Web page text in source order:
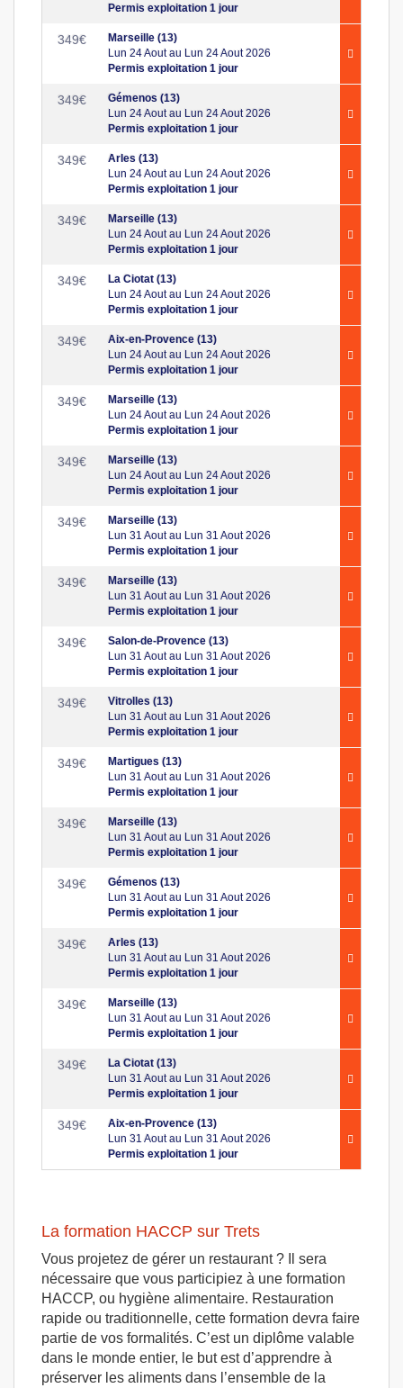
Permis exploitation 1 jour
349€
Marseille (13)
Lun 24 Aout au Lun 24 Aout 2026
Permis exploitation 1 jour
349€
Gémenos (13)
Lun 24 Aout au Lun 24 Aout 2026
Permis exploitation 1 jour
349€
Arles (13)
Lun 24 Aout au Lun 24 Aout 2026
Permis exploitation 1 jour
349€
Marseille (13)
Lun 24 Aout au Lun 24 Aout 2026
Permis exploitation 1 jour
349€
La Ciotat (13)
Lun 24 Aout au Lun 24 Aout 2026
Permis exploitation 1 jour
349€
Aix-en-Provence (13)
Lun 24 Aout au Lun 24 Aout 2026
Permis exploitation 1 jour
349€
Marseille (13)
Lun 24 Aout au Lun 24 Aout 2026
Permis exploitation 1 jour
349€
Marseille (13)
Lun 24 Aout au Lun 24 Aout 2026
Permis exploitation 1 jour
349€
Marseille (13)
Lun 31 Aout au Lun 31 Aout 2026
Permis exploitation 1 jour
349€
Marseille (13)
Lun 31 Aout au Lun 31 Aout 2026
Permis exploitation 1 jour
349€
Salon-de-Provence (13)
Lun 31 Aout au Lun 31 Aout 2026
Permis exploitation 1 jour
349€
Vitrolles (13)
Lun 31 Aout au Lun 31 Aout 2026
Permis exploitation 1 jour
349€
Martigues (13)
Lun 31 Aout au Lun 31 Aout 2026
Permis exploitation 1 jour
349€
Marseille (13)
Lun 31 Aout au Lun 31 Aout 2026
Permis exploitation 1 jour
349€
Gémenos (13)
Lun 31 Aout au Lun 31 Aout 2026
Permis exploitation 1 jour
349€
Arles (13)
Lun 31 Aout au Lun 31 Aout 2026
Permis exploitation 1 jour
349€
Marseille (13)
Lun 31 Aout au Lun 31 Aout 2026
Permis exploitation 1 jour
349€
La Ciotat (13)
Lun 31 Aout au Lun 31 Aout 2026
Permis exploitation 1 jour
349€
Aix-en-Provence (13)
Lun 31 Aout au Lun 31 Aout 2026
Permis exploitation 1 jour
La formation HACCP sur Trets
Vous projetez de gérer un restaurant ? Il sera
nécessaire que vous participiez à une formation
HACCP, ou hygiène alimentaire. Restauration
rapide ou traditionnelle, cette formation devra faire
partie de vos formalités. C’est un diplôme valable
dans le monde entier, le but est d’apprendre à
préserver les aliments dans l’ensemble de la